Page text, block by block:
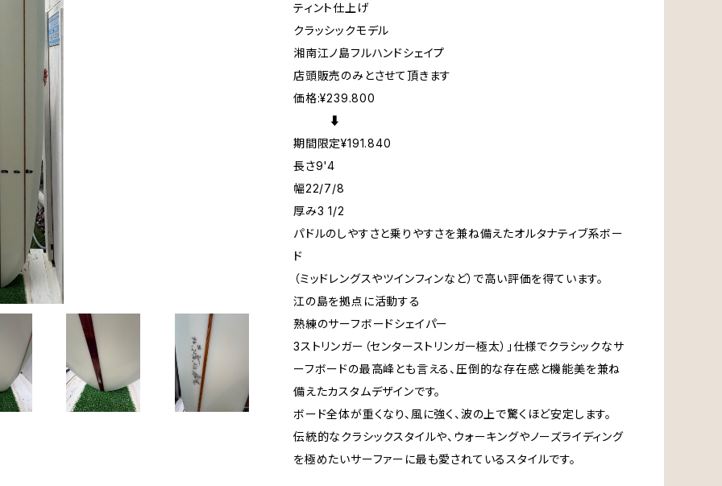
ティント仕上げ
クラッシックモデル
湘南江ノ島フルハンドシェイプ
店頭販売のみとさせて頂きます
価格:¥239.800
⬇️
期間限定¥191.840
長さ9'4
幅22/7/8
厚み3 1/2
パドルのしやすさと乗りやすさを兼ね備えたオルタナティブ系ボー
ド
（ミッドレングスやツインフィンなど）で高い評価を得ています。
江の島を拠点に活動する
熟練のサーフボードシェイパー
3ストリンガー（センターストリンガー極太）」仕様でクラシックなサ
ーフボードの最高峰とも言える、圧倒的な存在感と機能美を兼ね
備えたカスタムデザインです。
ボード全体が重くなり、風に強く、波の上で驚くほど安定します。
伝統的なクラシックスタイルや、ウォーキングやノーズライディング
を極めたいサーファーに最も愛されているスタイルです。